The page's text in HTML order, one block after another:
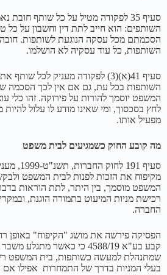
סעיף 35 לפקודה מטיל על כל שותף
השותפים: הוא חייב לתת דין וחשבון על
הסכמתם מכל עסקה הנוגעת לשותפות. חובה
השותפות, כל עוד עסקיה לא הושלמו.
סעיף 41(א)(3) לפקודה מעניק לכל
השותפות בכל עת, גם אם אין לכך הסכמה
המשפט יוסמך להורות על פירוקה. זהו כלי
לחץ בסכסוך, ומי שאינו מודע לו עלול
מפעיל אותו.
מה קובע החוק כשמגיעים לבית משפט
סעיף 191
מקיפוח את הזכות לפנות לבית המשפט
המשפט מוסמך, בין היתר, לתת הוראות
רכישת מניות המיעוט בתמורה הוגנת,
החברה.
הפסיקה פירשה את מושג "הקיפוח" באופן
קבע בע"א 4588/19 כי כאשר
שמתנהלת למעשה כשותפות, בית המשפט
בעלי המניות בדרך של התמחרות אפילו